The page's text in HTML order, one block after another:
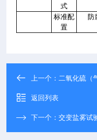
式
标准配
置
防
上一个： 二氧化硫（
返回列表
下一个：交变盐雾试